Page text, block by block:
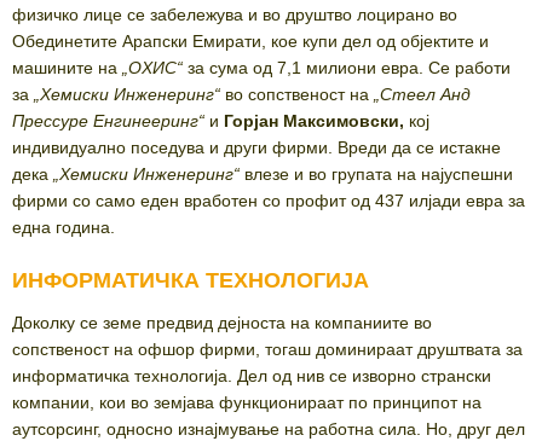
физичко лице се забележува и во друштво лоцирано во
Обединетите Арапски Емирати, кое купи дел од објектите и
машините на „ОХИС“ за сума од 7,1 милиони евра. Се работи
за „Хемиски Инженеринг“ во сопственост на „Стеел Анд
Прессуре Енгинееринг“ и Горјан Максимовски, кој
индивидуално поседува и други фирми. Вреди да се истакне
дека „Хемиски Инженеринг“ влезе и во групата на најуспешни
фирми со само еден вработен со профит од 437 илјади евра за
една година.
ИНФОРМАТИЧКА ТЕХНОЛОГИЈА
Доколку се земе предвид дејноста на компаниите во
сопственост на офшор фирми, тогаш доминираат друштвата за
информатичка технологија. Дел од нив се изворно странски
компании, кои во земјава функционираат по принципот на
аутсорсинг, односно изнајмување на работна сила. Но, друг дел